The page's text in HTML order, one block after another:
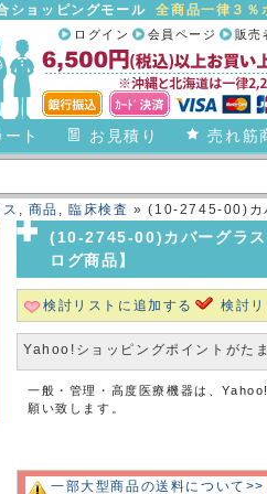
ショッピングモール全商品一律３％
販売
会員ページ
ログイン
ート お見積り 売れ筋
, 商品 , 臨床検査 » (10-2745-00)カ
(10-2745-00)カバーグラ
ログ商品】
検討リストに追加する 検討
Yahoo!ショッピングポイントがたま
一般・管理・高度医療機器は、
願い致します。
一部大型商品の送料について>>